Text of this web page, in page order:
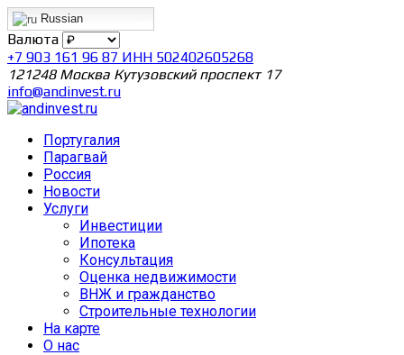
Russian
Валюта
+7 903 161 96 87 ИНН 502402605268
121248 Москва Кутузовский проспект 17
info@andinvest.ru
Португалия
Парагвай
Россия
Новости
Услуги
Инвестиции
Ипотека
Консультация
Оценка недвижимости
ВНЖ и гражданство
Строительные технологии
На карте
О нас